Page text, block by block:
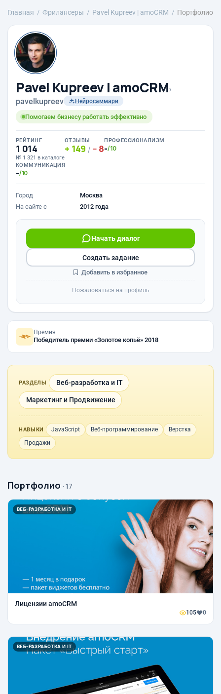
Главная Фрилансеры Pavel Kupreev | amoCRM Портфолио
Pavel Kupreev | amoCRM›
pavelkupreev Нейросаммари
Помогаем бизнесу работать эффективно
РЕЙТИНГ
1 014
№ 1 321 в каталоге
ОТЗЫВЫ
149 / 8
ПРОФЕССИОНАЛИЗМ
-/10
КОММУНИКАЦИЯ
-/10
Город
Москва
На сайте с
2012 года
Начать диалог
Создать задание
Добавить в избранное
Пожаловаться на профиль
Премия
Победитель премии «Золотое копьё» 2018
РАЗДЕЛЫ Веб-разработка и IT
Маркетинг и Продвижение
НАВЫКИ JavaScript Веб-программирование
Верстка
Продажи
Портфолио · 17
ВЕБ-РАЗРАБОТКА И IT
Лицензии amoCRM
105 0
ВЕБ-РАЗРАБОТКА И IT